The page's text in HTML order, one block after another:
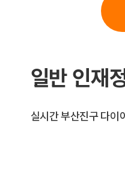
일반 인재
실시간 부산진구 다이